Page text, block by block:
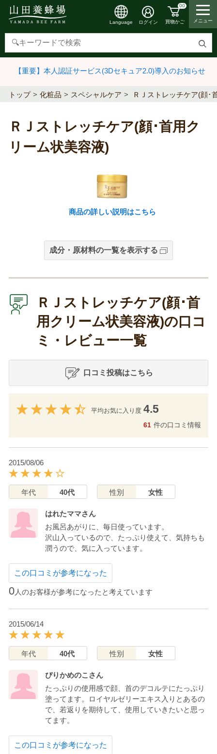
検
す
Language ログイン
00
買物かご メニュー
【重要】本人認証サービス(3Dセキュア2.0)導入のお知らせ
トップ 化粧品 スペシャルケア ＲＪストレッチケア(顔･
ＲＪストレッチケア(顔･首用ク
リーム状美容液)
商品の詳しい説明はこちら
成分・原材料の一覧を表示する
ＲＪストレッチケア(顔･首
用クリーム状美容液)の口コ
ミ・レビュー一覧
口コミ投稿はこちら
平均お気に入り度 4.5
61 件の口コミ情報
2015/08/06
年代 40代 性別 女性
はれたママさん
お風呂あがりに、毎日使っています。
沢山入っているので、たっぷり使えて、気持ちも
潤うので、気に入っています。
この口コミが参考になった
0人のお客様が参考になったと考えています
2015/06/14
年代 40代 性別 女性
ぴりかめのこさん
たっぷりの使用感で顔、首のデコルテにたっぷり
塗ってます。ロイヤルゼリーエキス入りとあるの
で、若返りを期待して、使用していきたいと思っ
てます。
この口コミが参考になった